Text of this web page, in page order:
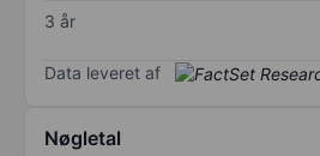
3 år
Data leveret af
Nøgletal